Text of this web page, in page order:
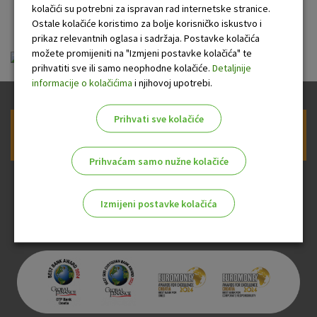
banke
ou-visa-classic-web-prepaid_20130810.pdf
Prijava na newsletter OTP banke
kolačići su potrebni za ispravan rad internetske stranice.
Ostale kolačiće koristimo za bolje korisničko iskustvo i
prikaz relevantnih oglasa i sadržaja. Postavke kolačića
možete promijeniti na "Izmjeni postavke kolačića" te
prihvatiti sve ili samo neophodne kolačiće. Detaljnije
informacije o kolačićima i njihovoj upotrebi.
Prihvati sve kolačiće
Prihvaćam samo nužne kolačiće
Izmijeni postavke kolačića